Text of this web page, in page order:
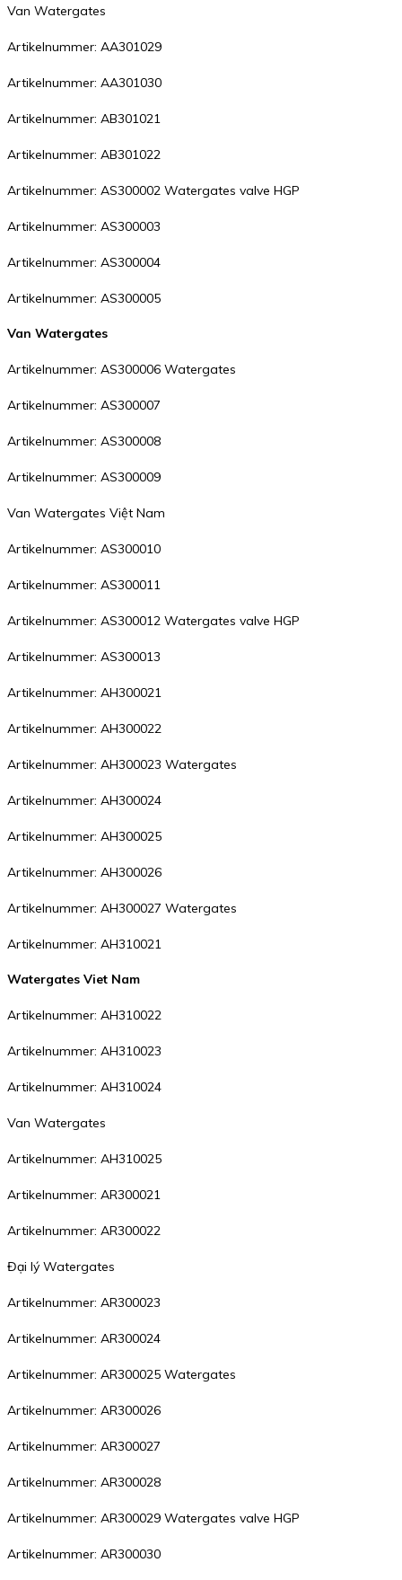
Van Watergates
Artikelnummer: AA301029
Artikelnummer: AA301030
Artikelnummer: AB301021
Artikelnummer: AB301022
Artikelnummer: AS300002 Watergates valve HGP
Artikelnummer: AS300003
Artikelnummer: AS300004
Artikelnummer: AS300005
Van Watergates
Artikelnummer: AS300006 Watergates
Artikelnummer: AS300007
Artikelnummer: AS300008
Artikelnummer: AS300009
Van Watergates Việt Nam
Artikelnummer: AS300010
Artikelnummer: AS300011
Artikelnummer: AS300012 Watergates valve HGP
Artikelnummer: AS300013
Artikelnummer: AH300021
Artikelnummer: AH300022
Artikelnummer: AH300023 Watergates
Artikelnummer: AH300024
Artikelnummer: AH300025
Artikelnummer: AH300026
Artikelnummer: AH300027 Watergates
Artikelnummer: AH310021
Watergates Viet Nam
Artikelnummer: AH310022
Artikelnummer: AH310023
Artikelnummer: AH310024
Van Watergates
Artikelnummer: AH310025
Artikelnummer: AR300021
Artikelnummer: AR300022
Đại lý Watergates
Artikelnummer: AR300023
Artikelnummer: AR300024
Artikelnummer: AR300025 Watergates
Artikelnummer: AR300026
Artikelnummer: AR300027
Artikelnummer: AR300028
Artikelnummer: AR300029 Watergates valve HGP
Artikelnummer: AR300030